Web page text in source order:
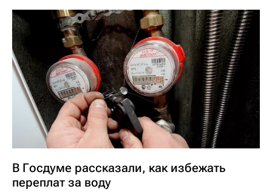
В Госдуме рассказали, как избежать
переплат за воду